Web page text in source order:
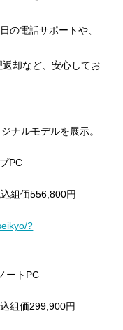
の電話サポートや、
却など、安心してお
ナルモデルを展示。
PC
組価556,800円
?
ートPC
組価299,900円